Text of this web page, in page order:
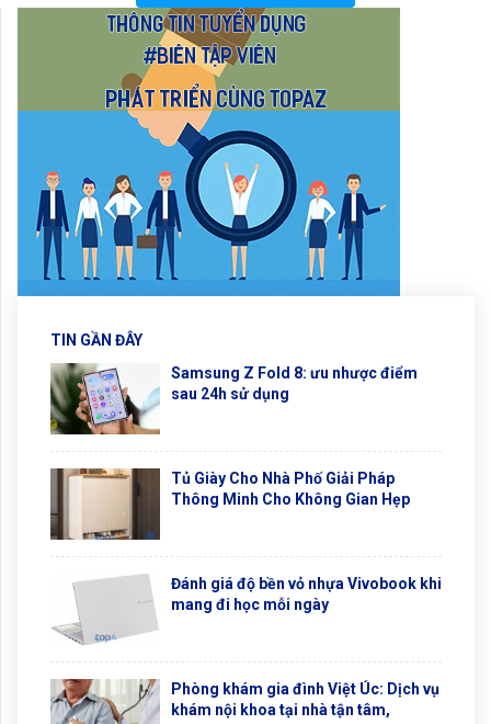
TIN GẦN ĐÂY
Samsung Z Fold 8: ưu nhược điểm
sau 24h sử dụng
Tủ Giày Cho Nhà Phố Giải Pháp
Thông Minh Cho Không Gian Hẹp
Đánh giá độ bền vỏ nhựa Vivobook khi
mang đi học mỗi ngày
Phòng khám gia đình Việt Úc: Dịch vụ
khám nội khoa tại nhà tận tâm,